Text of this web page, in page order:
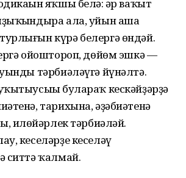
яҡшы белә: һәр ваҡыт
ала, уйын аша
күрә белергә өндәй.
ойоштороп, дөйөм эшкә —
тәрбиәләүгә йүнәлтә.
булараҡ кескәйҙәрҙә
тарихына, әҙәбиәтенә
илһөйәрлек тәрбиәләй.
кеселәрҙе кеселәү
ситтә ҡалмай.